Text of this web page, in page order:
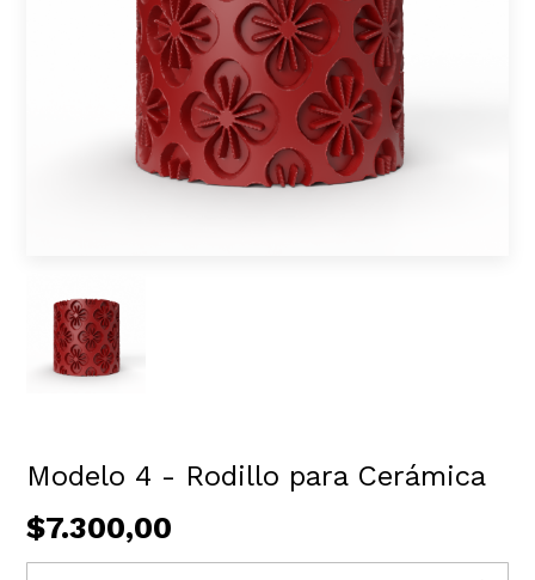
Modelo 4 - Rodillo para Cerámica
$7.300,00